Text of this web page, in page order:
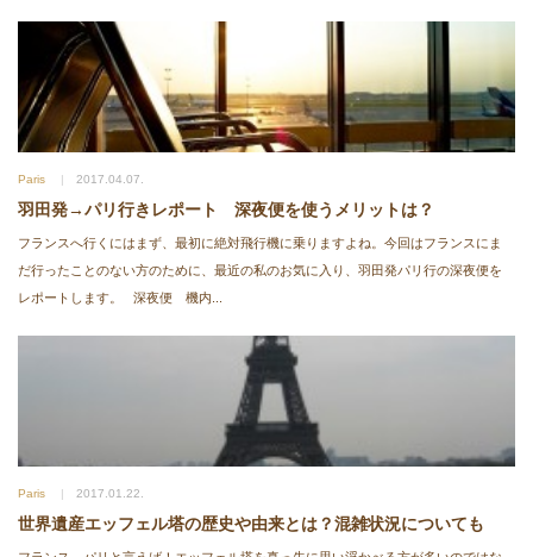
Paris 2017.04.07.
羽田発→パリ行きレポート 深夜便を使うメリットは？
フランスへ行くにはまず、最初に絶対飛行機に乗りますよね。今回はフランスにま
だ行ったことのない方のために、最近の私のお気に入り、羽田発パリ行の深夜便を
レポートします。 深夜便 機内...
Paris 2017.01.22.
世界遺産エッフェル塔の歴史や由来とは？混雑状況についても